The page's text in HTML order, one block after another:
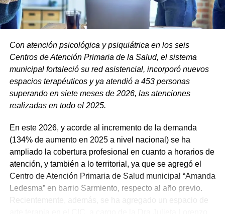
Con atención psicológica y psiquiátrica en los seis
Centros de Atención Primaria de la Salud, el sistema
municipal fortaleció su red asistencial, incorporó nuevos
espacios terapéuticos y ya atendió a 453 personas
superando en siete meses de 2026, las atenciones
realizadas en todo el 2025.
En este 2026, y acorde al incremento de la demanda
(134% de aumento en 2025 a nivel nacional) se ha
ampliado la cobertura profesional en cuanto a horarios de
atención, y también a lo territorial, ya que se agregó el
Centro de Atención Primaria de Salud municipal “Amanda
Ledesma” en barrio Sarmiento, respecto al año previo.
Recientemente, además, se ha agregado un espacio de